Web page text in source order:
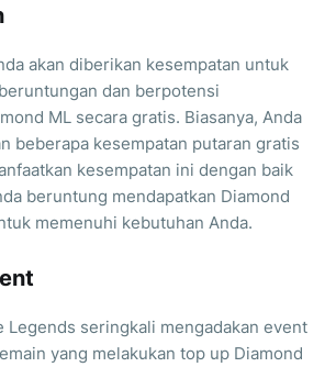
akan diberikan kesempatan untuk
dan berpotensi
ML secara gratis. Biasanya, Anda
beberapa kesempatan putaran gratis
kesempatan ini dengan baik
beruntung mendapatkan Diamond
memenuhi kebutuhan Anda.
Legends seringkali mengadakan event
yang melakukan top up Diamond